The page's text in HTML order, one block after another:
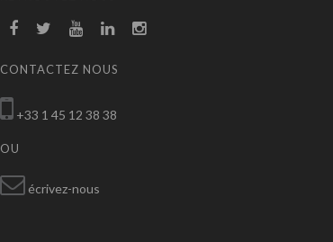
CONTACTEZ NOUS
+33 1 45 12 38 38
OU
écrivez-nous